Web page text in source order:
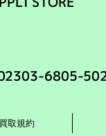
03-6805-
買取規約